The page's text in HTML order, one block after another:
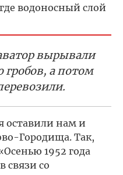
водоносный слой
вырывали
гробов, а потом
оставили нам и
Городища. Так,
1952 года
связи со